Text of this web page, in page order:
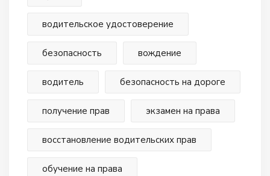
водительское удостоверение
безопасность вождение
водитель безопасность на дороге
получение прав экзамен на права
восстановление водительских прав
обучение на права